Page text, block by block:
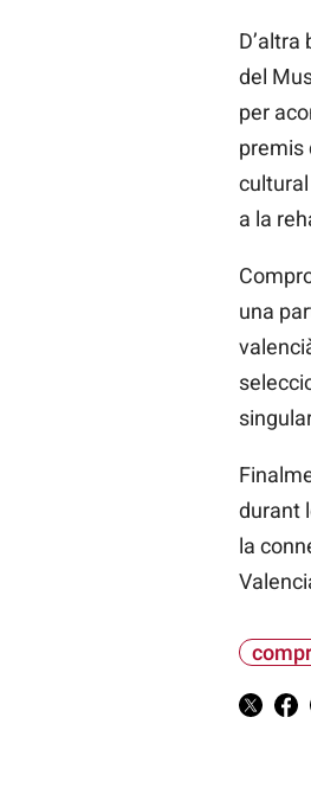
del
per
premis
a la
una
durant
la